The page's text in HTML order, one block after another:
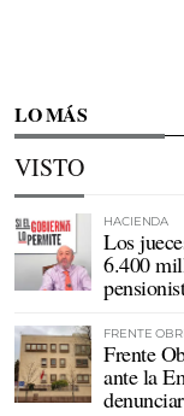
LO MÁS
VISTO
HACIENDA
Los
6.400
FRENTE
Frente
ante la